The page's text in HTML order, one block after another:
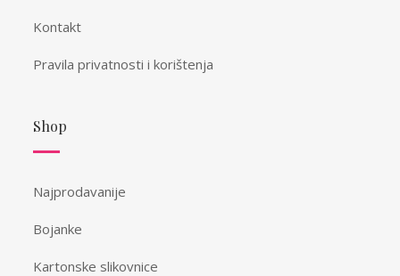
Kontakt
Pravila privatnosti i korištenja
Shop
Najprodavanije
Bojanke
Kartonske slikovnice